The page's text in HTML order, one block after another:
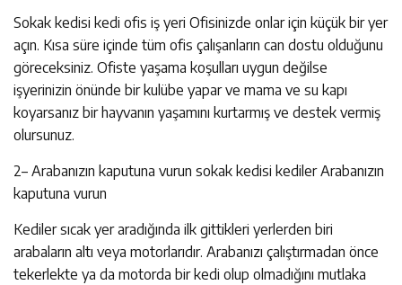
Sokak kedisi kedi ofis iş yeri Ofisinizde onlar için küçük bir yer
açın. Kısa süre içinde tüm ofis çalışanların can dostu olduğunu
göreceksiniz. Ofiste yaşama koşulları uygun değilse
işyerinizin önünde bir kulübe yapar ve mama ve su kapı
koyarsanız bir hayvanın yaşamını kurtarmış ve destek vermiş
olursunuz.
2– Arabanızın kaputuna vurun sokak kedisi kediler Arabanızın
kaputuna vurun
Kediler sıcak yer aradığında ilk gittikleri yerlerden biri
arabaların altı veya motorlarıdır. Arabanızı çalıştırmadan önce
tekerlekte ya da motorda bir kedi olup olmadığını mutlaka